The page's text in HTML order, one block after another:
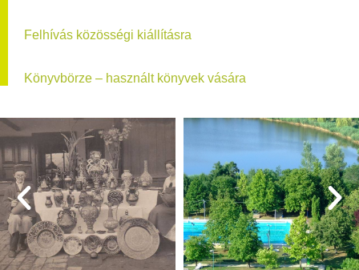
Felhívás közösségi kiállításra
Könyvbörze – használt könyvek vására